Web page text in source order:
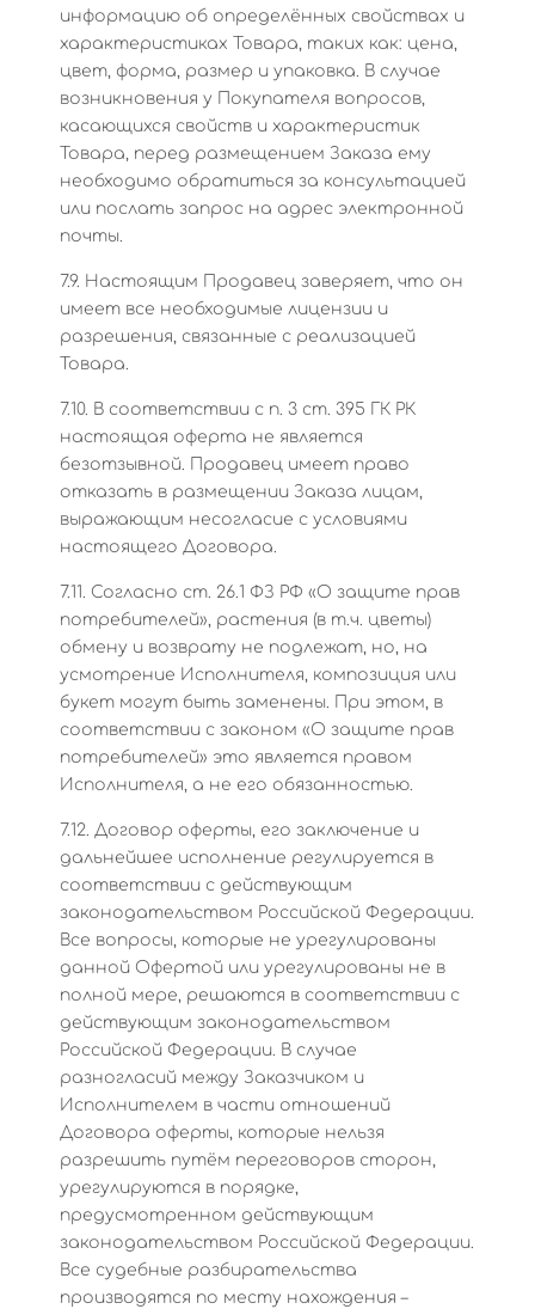
информацию об определённых свойствах и
характеристиках Товара, таких как: цена,
цвет, форма, размер и упаковка. В случае
возникновения у Покупателя вопросов,
касающихся свойств и характеристик
Товара, перед размещением Заказа ему
необходимо обратиться за консультацией
или послать запрос на адрес электронной
почты.
7.9. Настоящим Продавец заверяет, что он
имеет все необходимые лицензии и
разрешения, связанные с реализацией
Товара.
7.10. В соответствии с п. 3 ст. 395 ГК РК
настоящая оферта не является
безотзывной. Продавец имеет право
отказать в размещении Заказа лицам,
выражающим несогласие с условиями
настоящего Договора.
7.11. Согласно ст. 26.1 ФЗ РФ «О защите прав
потребителей», растения (в т.ч. цветы)
обмену и возврату не подлежат, но, на
усмотрение Исполнителя, композиция или
букет могут быть заменены. При этом, в
соответствии с законом «О защите прав
потребителей» это является правом
Исполнителя, а не его обязанностью.
7.12. Договор оферты, его заключение и
дальнейшее исполнение регулируется в
соответствии с действующим
законодательством Российской Федерации.
Все вопросы, которые не урегулированы
данной Офертой или урегулированы не в
полной мере, решаются в соответствии с
действующим законодательством
Российской Федерации. В случае
разногласий между Заказчиком и
Исполнителем в части отношений
Договора оферты, которые нельзя
разрешить путём переговоров сторон,
урегулируются в порядке,
предусмотренном действующим
законодательством Российской Федерации.
Все судебные разбирательства
производятся по месту нахождения –